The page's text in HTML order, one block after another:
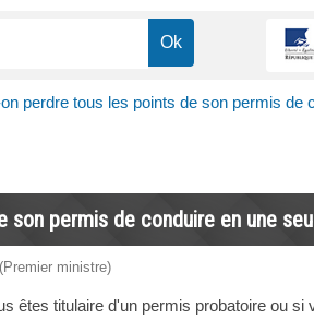
perdre tous les points de son permis de
son permis de conduire en une
ministre)
êtes titulaire d'un permis probatoire ou si